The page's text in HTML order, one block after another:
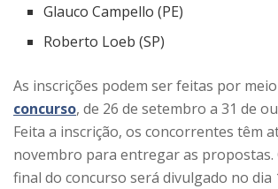
Glauco Campello (PE)
Roberto Loeb (SP)
As inscrições podem ser feitas por
concurso, de 26 de setembro a 31 de
Feita a inscrição, os concorrentes têm
novembro para entregar as propostas.
final do concurso será divulgado no dia